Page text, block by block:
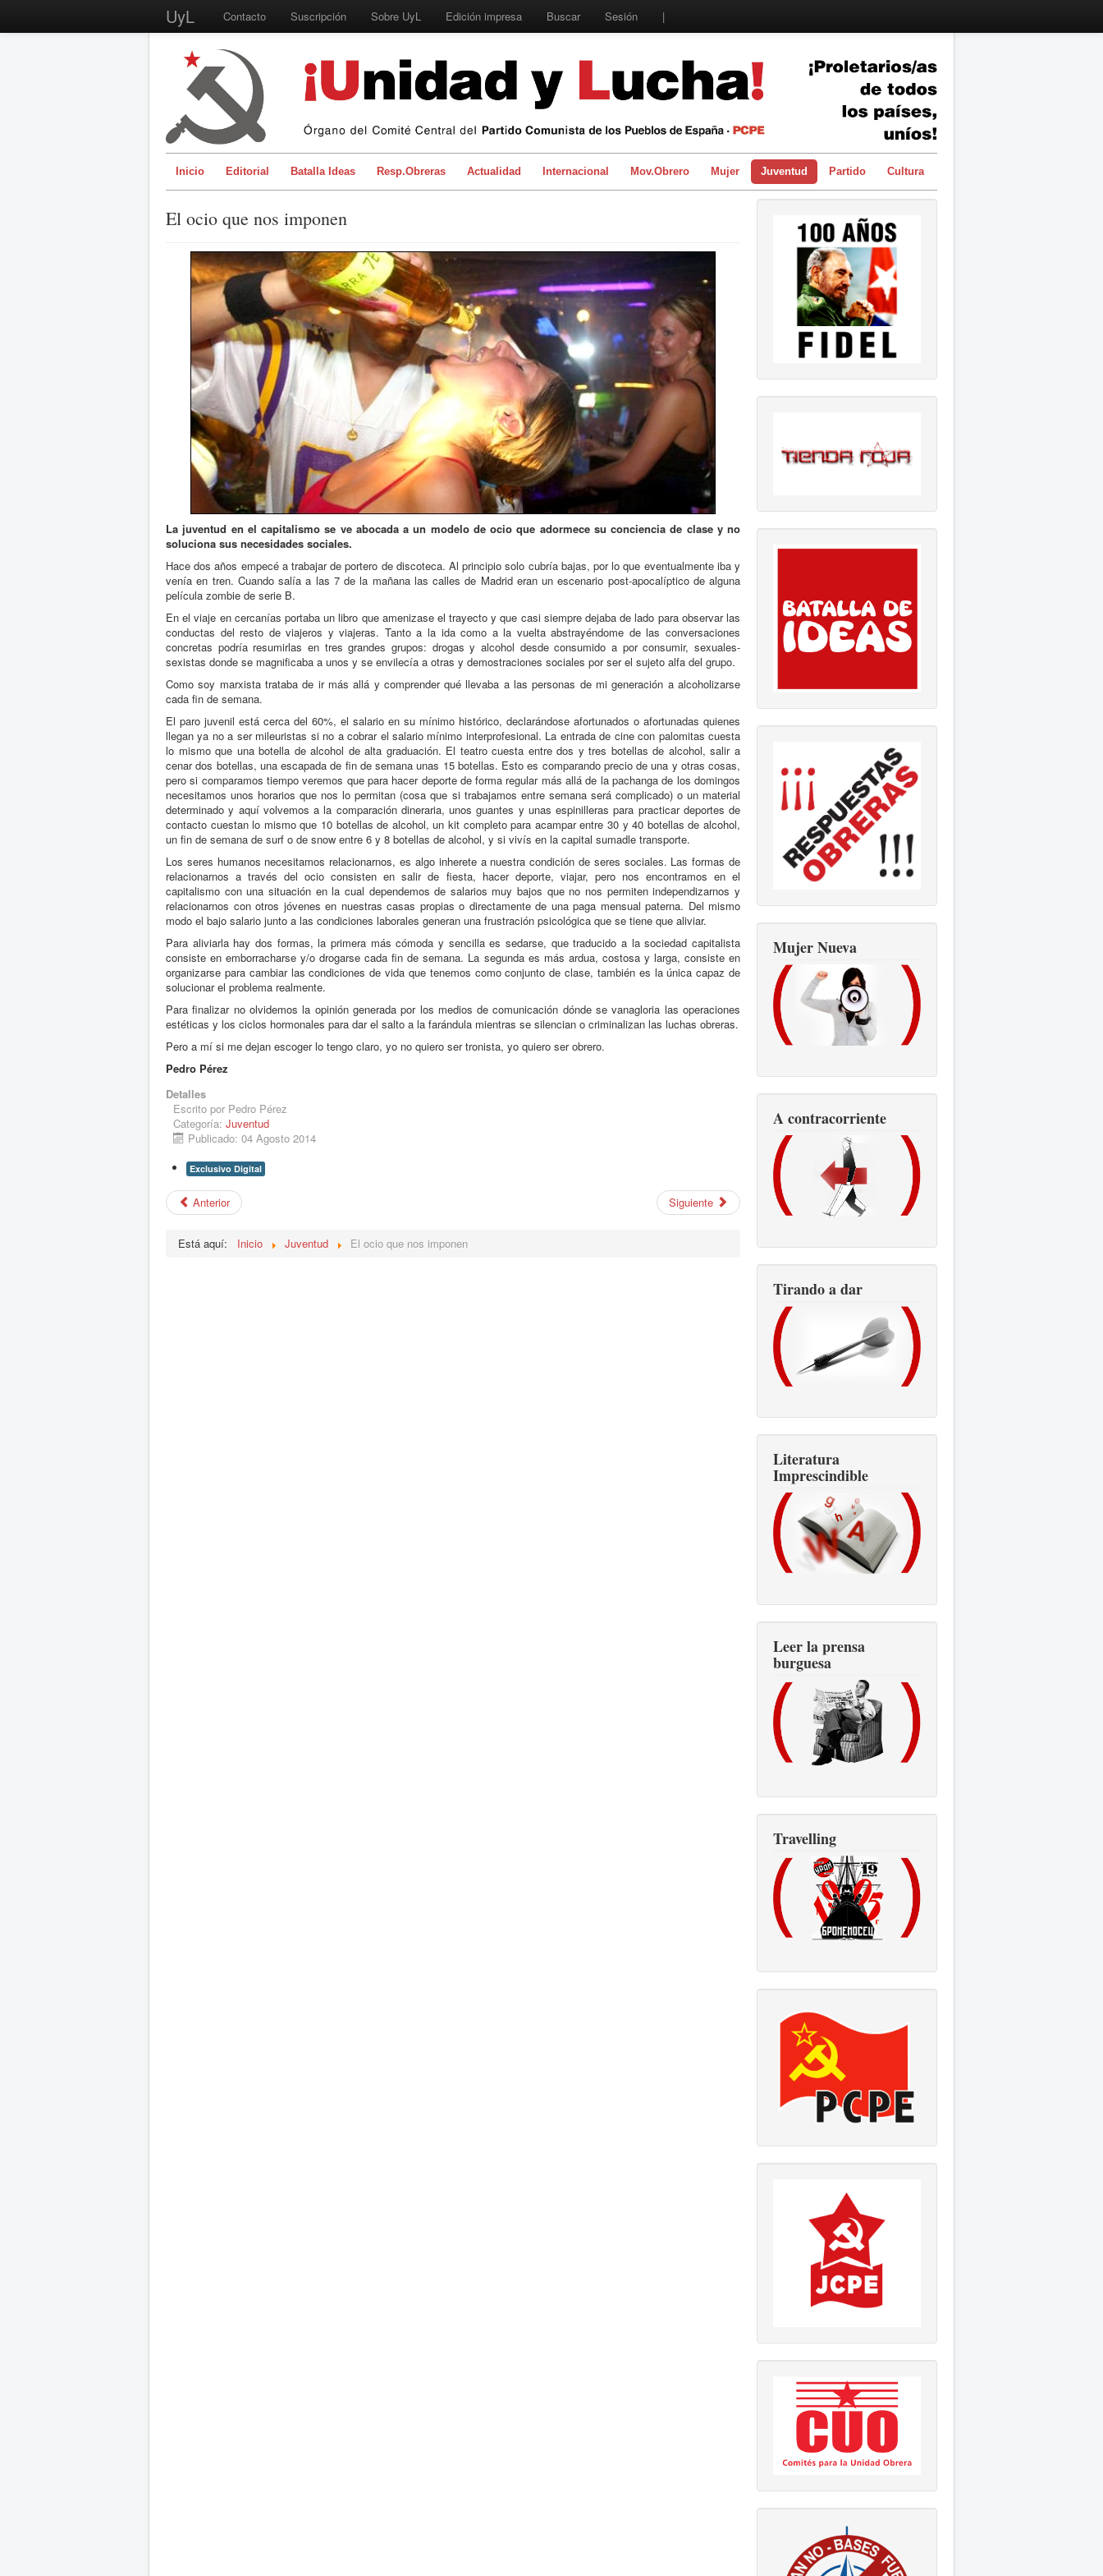
UyL Contacto Suscripción Sobre UyL Edición impresa Buscar Sesión |
Inicio Editorial Batalla Ideas Resp.Obreras Actualidad Internacional Mov.Obrero Mujer Juventud Partido Cultura
El ocio que nos imponen
La juventud en el capitalismo se ve abocada a un modelo de ocio que adormece su conciencia de clase y no
soluciona sus necesidades sociales.
Hace dos años empecé a trabajar de portero de discoteca. Al principio solo cubría bajas, por lo que eventualmente iba y
venía en tren. Cuando salía a las 7 de la mañana las calles de Madrid eran un escenario post-apocalíptico de alguna
película zombie de serie B.
En el viaje en cercanías portaba un libro que amenizase el trayecto y que casi siempre dejaba de lado para observar las
conductas del resto de viajeros y viajeras. Tanto a la ida como a la vuelta abstrayéndome de las conversaciones
concretas podría resumirlas en tres grandes grupos: drogas y alcohol desde consumido a por consumir, sexuales-
sexistas donde se magnificaba a unos y se envilecía a otras y demostraciones sociales por ser el sujeto alfa del grupo.
Como soy marxista trataba de ir más allá y comprender qué llevaba a las personas de mi generación a alcoholizarse
cada fin de semana.
El paro juvenil está cerca del 60%, el salario en su mínimo histórico, declarándose afortunados o afortunadas quienes
llegan ya no a ser mileuristas si no a cobrar el salario mínimo interprofesional. La entrada de cine con palomitas cuesta
lo mismo que una botella de alcohol de alta graduación. El teatro cuesta entre dos y tres botellas de alcohol, salir a
cenar dos botellas, una escapada de fin de semana unas 15 botellas. Esto es comparando precio de una y otras cosas,
pero si comparamos tiempo veremos que para hacer deporte de forma regular más allá de la pachanga de los domingos
necesitamos unos horarios que nos lo permitan (cosa que si trabajamos entre semana será complicado) o un material
determinado y aquí volvemos a la comparación dineraria, unos guantes y unas espinilleras para practicar deportes de
contacto cuestan lo mismo que 10 botellas de alcohol, un kit completo para acampar entre 30 y 40 botellas de alcohol,
un fin de semana de surf o de snow entre 6 y 8 botellas de alcohol, y si vivís en la capital sumadle transporte.
Los seres humanos necesitamos relacionarnos, es algo inherete a nuestra condición de seres sociales. Las formas de
relacionarnos a través del ocio consisten en salir de fiesta, hacer deporte, viajar, pero nos encontramos en el
capitalismo con una situación en la cual dependemos de salarios muy bajos que no nos permiten independizarnos y
relacionarnos con otros jóvenes en nuestras casas propias o directamente de una paga mensual paterna. Del mismo
modo el bajo salario junto a las condiciones laborales generan una frustración psicológica que se tiene que aliviar.
Para aliviarla hay dos formas, la primera más cómoda y sencilla es sedarse, que traducido a la sociedad capitalista
consiste en emborracharse y/o drogarse cada fin de semana. La segunda es más ardua, costosa y larga, consiste en
organizarse para cambiar las condiciones de vida que tenemos como conjunto de clase, también es la única capaz de
solucionar el problema realmente.
Para finalizar no olvidemos la opinión generada por los medios de comunicación dónde se vanagloria las operaciones
estéticas y los ciclos hormonales para dar el salto a la farándula mientras se silencian o criminalizan las luchas obreras.
Pero a mí si me dejan escoger lo tengo claro, yo no quiero ser tronista, yo quiero ser obrero.
Pedro Pérez
Detalles
Escrito por Pedro Pérez
Categoría: Juventud
Publicado: 04 Agosto 2014
Exclusivo Digital
Anterior Siguiente
Está aquí: Inicio Juventud El ocio que nos imponen
Mujer Nueva
A contracorriente
Tirando a dar
Literatura
Imprescindible
Leer la prensa
burguesa
Travelling